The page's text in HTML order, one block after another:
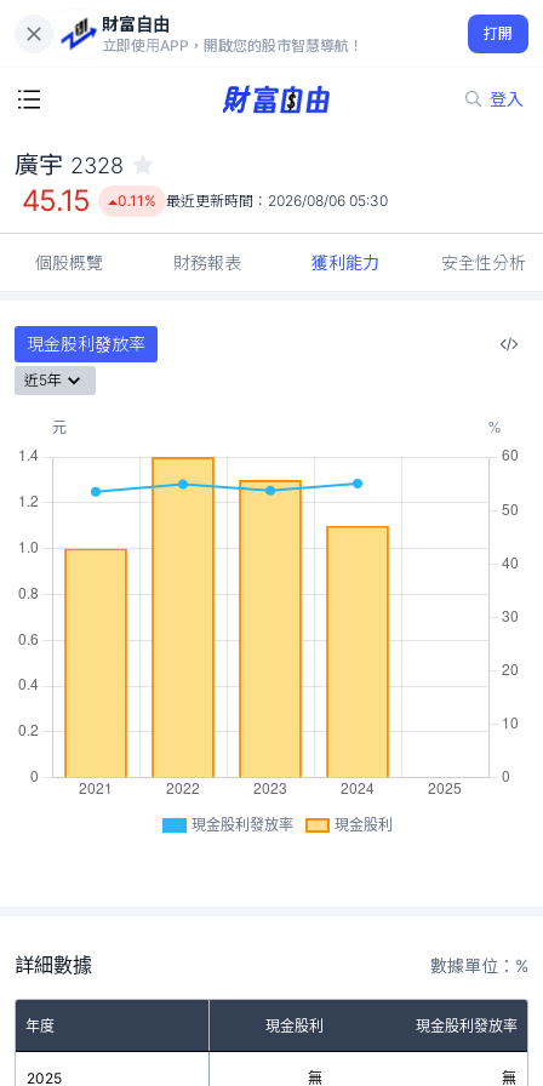
財富自由
立即使用APP，開啟您的股市智慧導航！
打開
登入
45.15
0.11%
廣宇 2328
45.15 0.11% 最近更新時間： 2026/08/06 05:30
個股概覽 財務報表 獲利能力 安全性分析
現金股利發放率
近5年
現金股利發放率 現金股利
詳細數據 數據單位：%
年度 現金股利 現金股利發放率
2025 無 無